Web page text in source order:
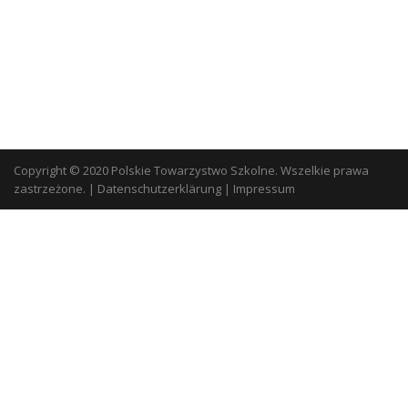
Copyright © 2020 Polskie Towarzystwo Szkolne. Wszelkie prawa
zastrzeżone. | Datenschutzerklärung | Impressum